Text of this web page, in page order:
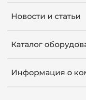
Новости и статьи
Каталог
Информация о